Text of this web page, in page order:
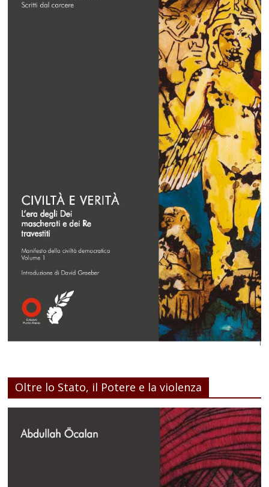
Oltre lo Stato, il Potere e la violenza